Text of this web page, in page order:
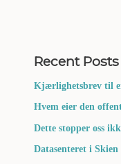
Recent Posts
Kjærlighetsbrev til
Hvem eier den
Dette stopper oss
Datasenteret i Skien